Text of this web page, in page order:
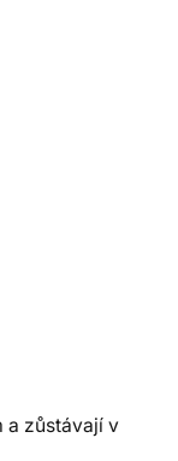
a zůstávají v